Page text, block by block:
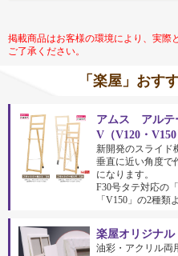
掲載商品はお客様の環境により、実際
ご了承ください。
「楽屋」おす
アムス アルテ
V（V120・V150
新開発のスライド
垂直に近い角度で
になります。
F30号タテ対応の
「V150」の2種類
楽屋オリジナ
油彩・アクリル両